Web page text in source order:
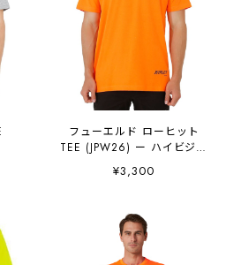
フューエルド ローヒット
TEE (JPW26) ー ハイビジオ
レンジ
¥3,300